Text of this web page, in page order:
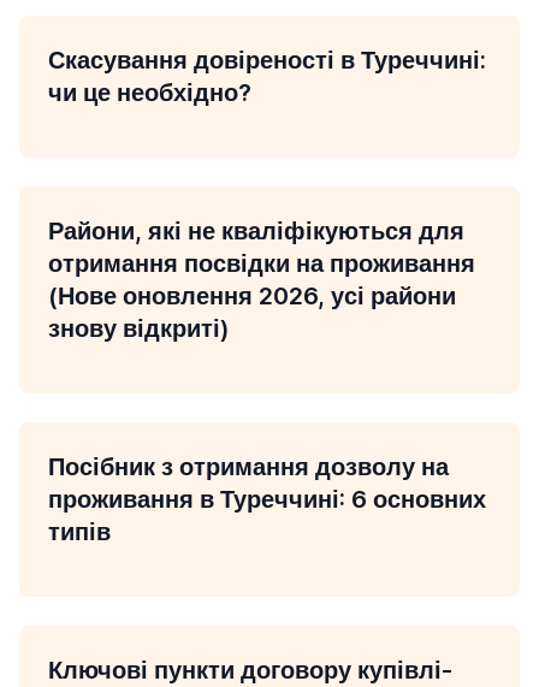
Скасування довіреності в Туреччині:
чи це необхідно?
Райони, які не кваліфікуються для
отримання посвідки на проживання
(Нове оновлення 2026, усі райони
знову відкриті)
Посібник з отримання дозволу на
проживання в Туреччині: 6 основних
типів
Ключові пункти договору купівлі-